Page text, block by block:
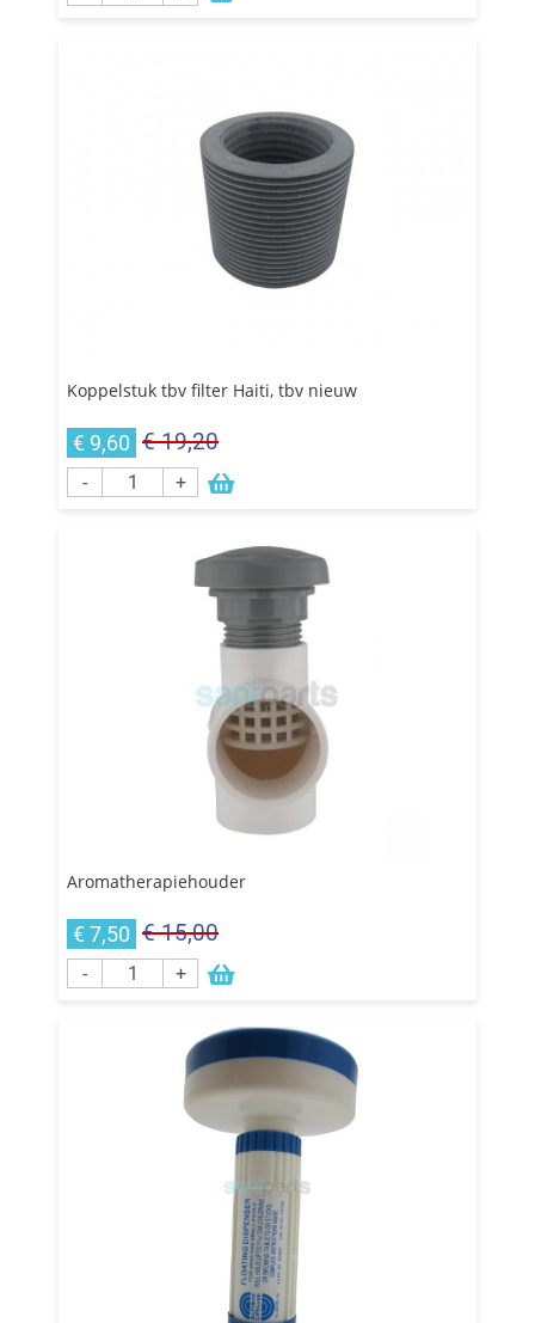
Koppelstuk tbv filter Haiti, tbv nieuw
€ 9,60 € 19,20
- +
Aromatherapiehouder
€ 7,50 € 15,00
- +